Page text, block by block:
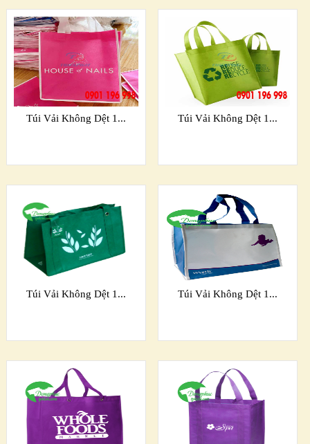
Túi Vải Không Dệt 1... Túi Vải Không Dệt 1...
Túi Vải Không Dệt 1... Túi Vải Không Dệt 1...